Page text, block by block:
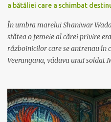
a bătăliei care a schimbat
În umbra marelui Shaniwar
stătea o femeie al cărei privire
războinicilor care se antrenau în
Veerangana, văduva unui soldat
de foc, gândurile Veeranganei
Vinayak, marșa alături de
dimineața în care a plecat,